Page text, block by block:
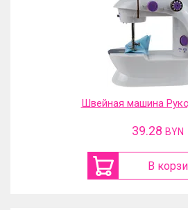
Швейная машина
39.28 BYN
В